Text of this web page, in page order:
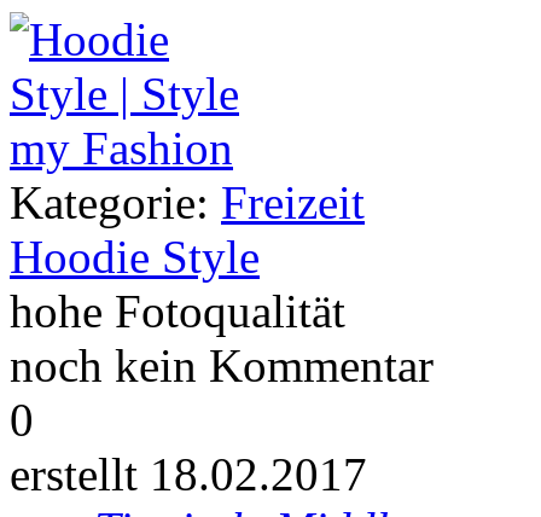
Kategorie: Freizeit
Hoodie Style
hohe Fotoqualität
noch kein Kommentar
0
erstellt 18.02.2017